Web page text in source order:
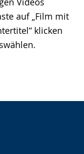
auf „Film mit
klicken